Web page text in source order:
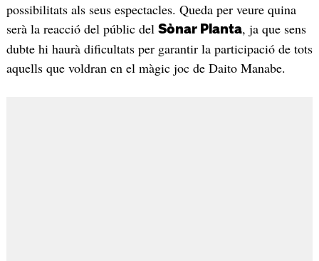
possibilitats als seus espectacles. Queda per veure quina
serà la reacció del públic del Sònar Planta, ja que sens
dubte hi haurà dificultats per garantir la participació de tots
aquells que voldran en el màgic joc de Daito Manabe.